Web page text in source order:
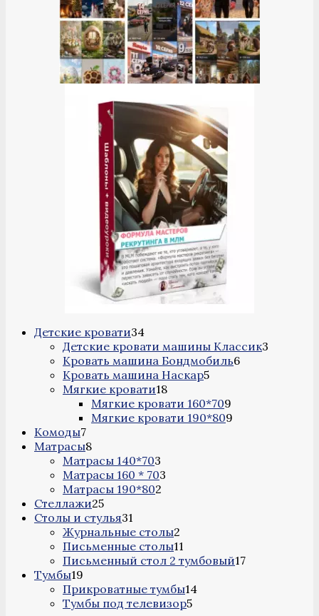
Детские кровати3434
товара
Детские кровати машины Классик3
Кровать машина Бондмобиль66
Кровать машина Наскар55
Мягкие кровати1818
товаров
Мягкие кровати 160*709
товаров
Мягкие кровати 190*809
Комоды77
товаров
Матрасы88
товаров
Матрасы 140*703
товара
Матрасы 160 * 703
Матрасы 190*802
Стеллажи2525
товаров
Столы и стулья31
товар
Журнальные столы2
товара
Письменные столы11
товаров
Письменный стол 2 тумбовый1717
Тумбы19
товаров
Прикроватные тумбы1414
Тумбы под телевизор55